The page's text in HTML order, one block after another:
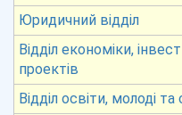
Юридичний відділ
Відділ економіки,
проектів
Відділ освіти, молоді та